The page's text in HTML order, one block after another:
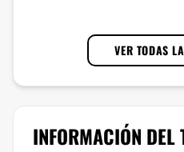
VER TODAS
INFORMACIÓN DEL